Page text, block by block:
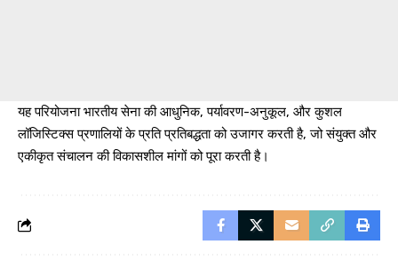
यह परियोजना भारतीय सेना की आधुनिक, पर्यावरण-अनुकूल, और कुशल
लॉजिस्टिक्स प्रणालियों के प्रति प्रतिबद्धता को उजागर करती है, जो संयुक्त और
एकीकृत संचालन की विकासशील मांगों को पूरा करती है।